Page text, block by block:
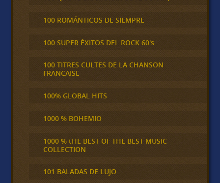
100 ROMÁNTICOS DE SIEMPRE
100 SUPER ÉXITOS DEL ROCK 60's
100 TITRES CULTES DE LA CHANSON
FRANCAISE
100% GLOBAL HITS
1000 % BOHEMIO
1000 % tHE BEST OF THE BEST MUSIC
COLLECTION
101 BALADAS DE LUJO